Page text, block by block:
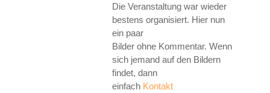
Die Veranstaltung war wieder
bestens organisiert. Hier nun
ein paar
Bilder ohne Kommentar. Wenn
sich jemand auf den Bildern
findet, dann
einfach Kontakt